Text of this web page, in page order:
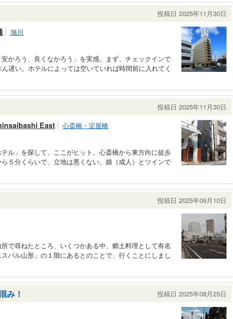
投稿日 2025年11月30日
旭川
かろう、良くなかろう」を実感。まず、チェックインで
遅い。ホテルによっては空いていれば時間前に入れてく
投稿日 2025年11月30日
East 心斎橋・淀屋橋
ル」を探して、ここがヒット。心斎橋から東方向に徒歩
５分くらいで、立地は悪くない。娘（成人）とツインで
投稿日 2025年09月10日
で尋ねたところ、いくつかある中、郷土料理として有名
パル山形」の１階にあるとのことで、行くことにしまし
み！ 投稿日 2025年08月25日